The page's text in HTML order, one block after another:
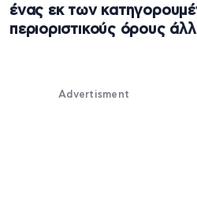
ένας εκ των
περιοριστικούς όρους
Advertisment